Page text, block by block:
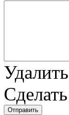
Удалить
Отправить